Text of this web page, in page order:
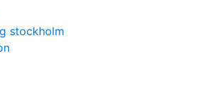
stockholm